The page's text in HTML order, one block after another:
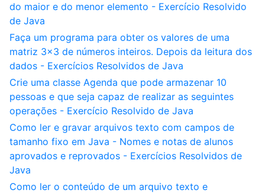
do maior e do menor elemento - Exercício Resolvido
de Java
Faça um programa para obter os valores de uma
matriz 3x3 de números inteiros. Depois da leitura dos
dados - Exercícios Resolvidos de Java
Crie uma classe Agenda que pode armazenar 10
pessoas e que seja capaz de realizar as seguintes
operações - Exercício Resolvido de Java
Como ler e gravar arquivos texto com campos de
tamanho fixo em Java - Nomes e notas de alunos
aprovados e reprovados - Exercícios Resolvidos de
Java
Como ler o conteúdo de um arquivo texto e